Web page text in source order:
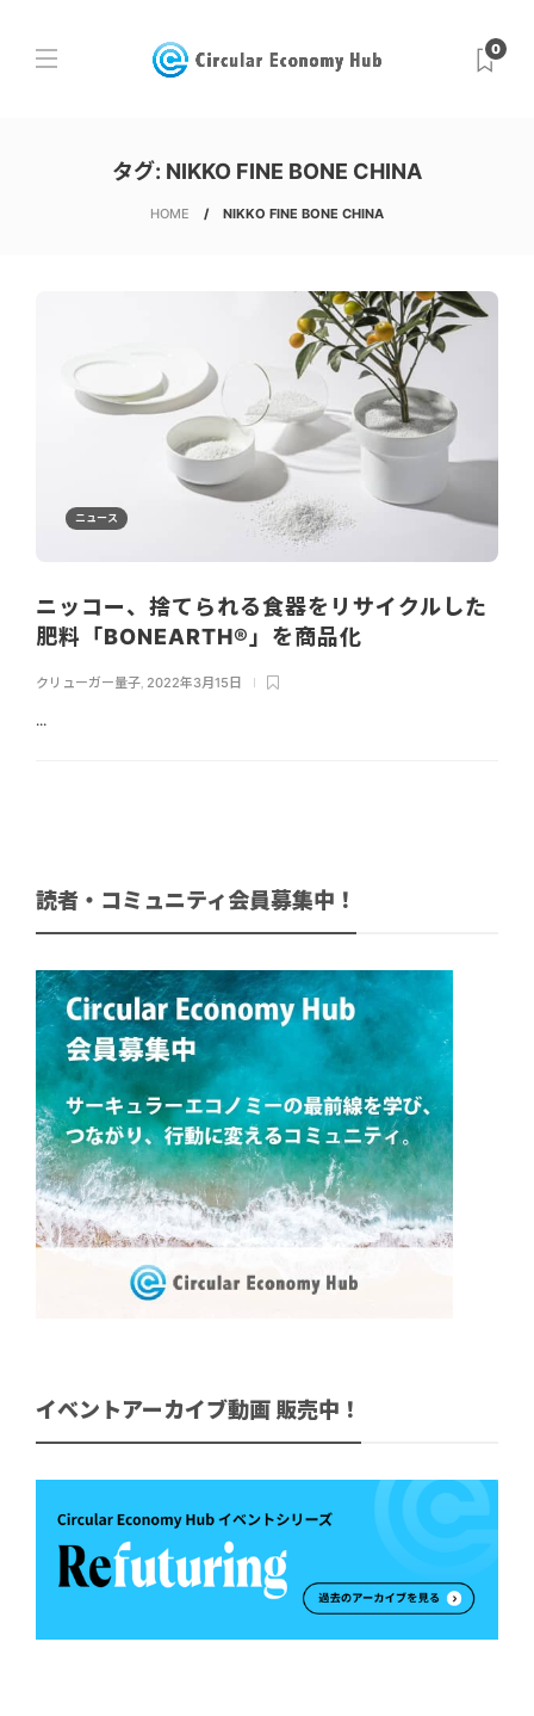
0
タグ: NIKKO FINE BONE CHINA
HOME NIKKO FINE BONE CHINA
ニュース
ニッコー、捨てられる食器をリサイクルした
肥料「BONEARTH®」を商品化
クリューガー量子, 2022年3月15日
...
読者・コミュニティ会員募集中！
イベントアーカイブ動画 販売中！